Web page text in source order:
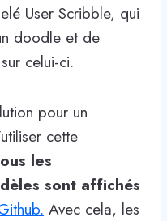
User Scribble, qui
doodle et de
celui-ci.
pour un
cette
les
sont affichés
Avec cela, les